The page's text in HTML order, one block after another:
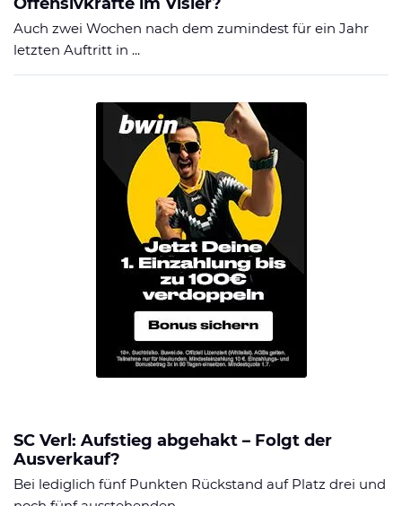
Auch zwei Wochen nach dem zumindest für ein Jahr
letzten Auftritt in ...
SC Verl: Aufstieg abgehakt – Folgt der
Ausverkauf?
Bei lediglich fünf Punkten Rückstand auf Platz drei und